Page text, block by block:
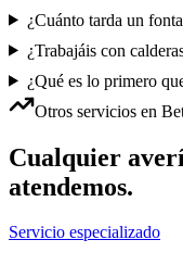
¿Cuánto tarda un
¿Trabajáis con
¿Qué es lo primero
Otros servicios en
Cualquier
atendemos.
Servicio especializado